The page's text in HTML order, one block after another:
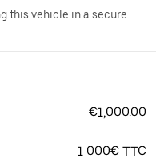
this vehicle in a secure
€1,000.00
1 000€ TTC